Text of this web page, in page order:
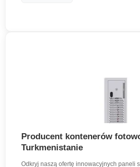
Producent kontenerów
Turkmenistanie
Odkryj naszą ofertę innowacyjnych paneli